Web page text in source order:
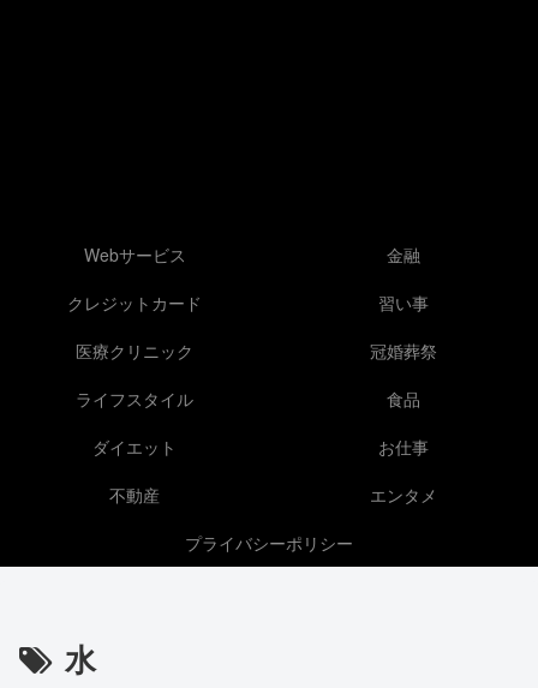
Webサービス
金融
クレジットカード
習い事
医療クリニック
冠婚葬祭
ライフスタイル
食品
ダイエット
お仕事
不動産
エンタメ
プライバシーポリシー
水